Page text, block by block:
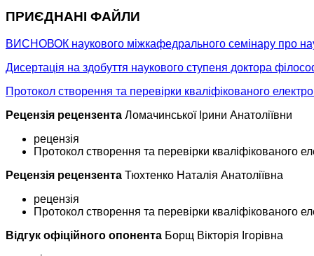
ПРИЄДНАНІ ФАЙЛИ
ВИСНОВОК наукового міжкафедрального семінару про
Дисертація на здобуття наукового ступеня доктора
Протокол створення та перевірки кваліфікованого
Рецензія рецензента Ломачинської Ірини Анатоліївни
рецензія
Протокол створення та перевірки кваліфікованого
Рецензія рецензента Тюхтенко Наталія Анатоліївна
рецензія
Протокол створення та перевірки кваліфікованого
Відгук офіційного опонента Борщ Вікторія Ігорівна